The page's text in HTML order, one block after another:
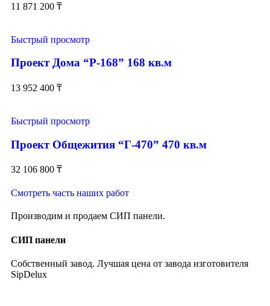
11 871 200 ₸
Быстрый просмотр
Проект Дома “Р-168” 168 кв.м
13 952 400 ₸
Быстрый просмотр
Проект Общежития “Г-470” 470 кв.м
32 106 800 ₸
Смотреть часть наших работ
Производим и продаем СИП панели.
СИП панели
Собственный завод. Лучшая цена от завода изготовителя
SipDelux